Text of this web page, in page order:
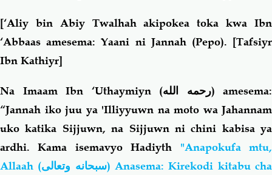
[‘Aliy bin Abiy Twalhah akipokea toka kwa Ibn
‘Abbaas amesema: Yaani ni Jannah (Pepo). [Tafsiyr
Ibn Kathiyr]
Na Imaam Ibn ‘Uthaymiyn (رحمه الله)
amesema:
“Jannah iko juu ya 'Illiyyuwn na moto wa Jahannam
uko katika Sijjuwn, na Sijjuwn ni chini kabisa ya
ardhi. Kama isemavyo Hadiyth "Anapokufa mtu,
Allaah (سبحانه وتعالى) Anasema: Kirekodi kitabu cha